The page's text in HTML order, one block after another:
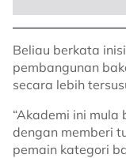
Beliau berkata
pembangunan
secara lebih
“Akademi ini
dengan memberi
pemain kategori